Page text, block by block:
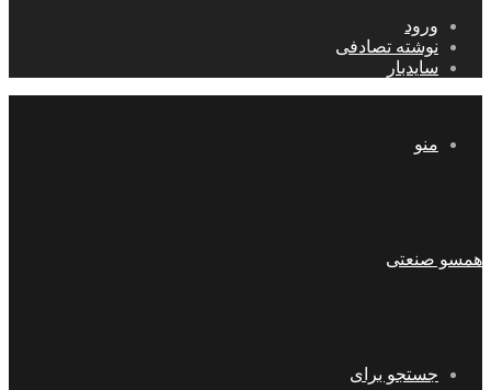
ورود
نوشته تصادفی
سایدبار
منو
همسو صنعتی
جستجو برای